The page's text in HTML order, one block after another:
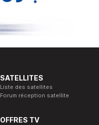
SATELLITES
Liste des satellites
Forum réception satellite
OFFRES TV